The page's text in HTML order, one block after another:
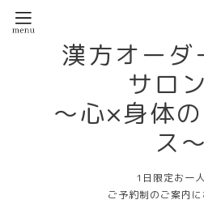
漢方オーダ
サロ
〜心×身体
ス〜
1日限定お一人
ご予約制のご案内に